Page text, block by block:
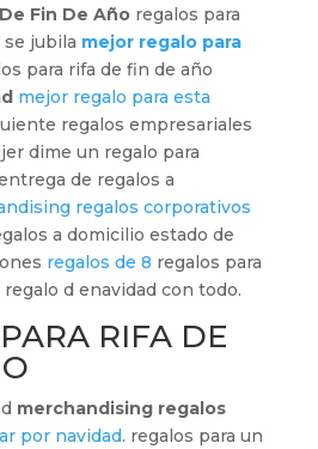
Fin De Añoregalos para
jubila mejor regalo para
para rifa de fin de año
mejor regalo para esta
regalos empresariales
dime un regalo para
de regalos a
regalos corporativos
a domicilio estado de
regalos de 8 regalos para
d enavidad con todo.
RIFA DE
merchandising regalos
por navidad. regalos para un